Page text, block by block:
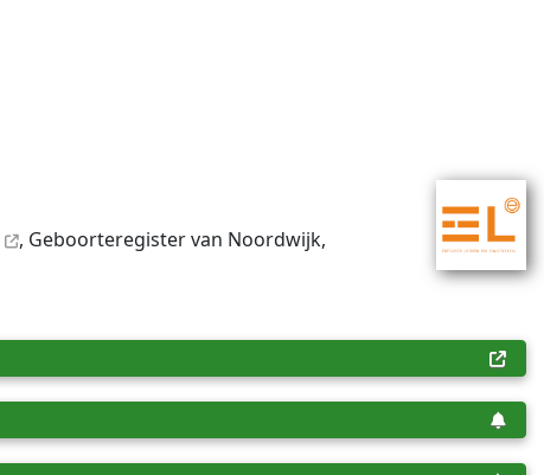
, Geboorteregister van Noordwijk,